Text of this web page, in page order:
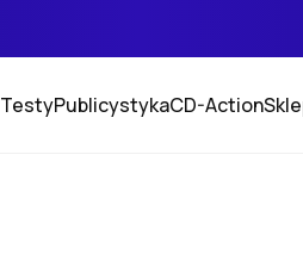
TestyPublicystykaCD-Action